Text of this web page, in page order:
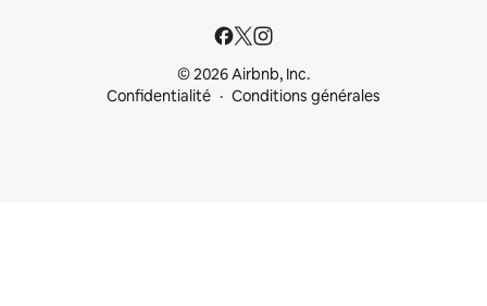
© 2026 Airbnb, Inc.
Confidentialité
Conditions générales